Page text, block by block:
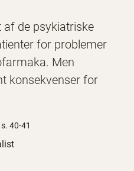
af de psykiatriske
for problemer
Men
konsekvenser for
s. 40-41